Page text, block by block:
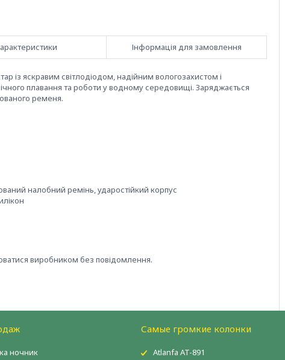
Інформація для замовлення
із яскравим світлодіодом, надійним вологозахистом і
плавання та роботи у водному середовищі. Заряджається
ременя.
налобний ремінь, ударостійкий корпус
виробником без повідомлення.
ночник
Самые громкие колонки
Atlanfa AT-891